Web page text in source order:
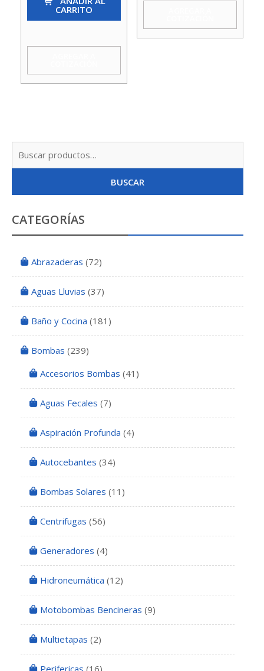
Alton
cantidad
CARRITO
BUSCAR
CATEGORÍAS
Abrazaderas (72)
Aguas Lluvias (37)
Baño y Cocina (181)
Bombas (239)
Accesorios Bombas (41)
Aguas Fecales (7)
Aspiración Profunda (4)
Autocebantes (34)
Bombas Solares (11)
Centrifugas (56)
Generadores (4)
Hidroneumática (12)
Motobombas Bencineras (9)
Multietapas (2)